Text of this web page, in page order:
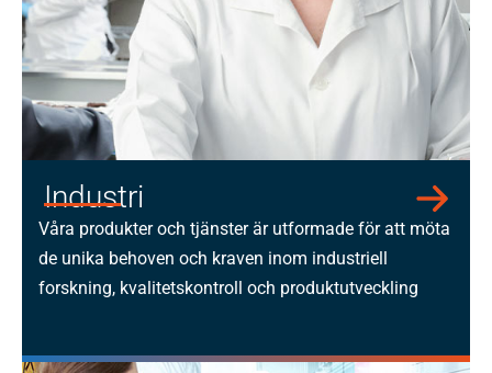
Industri
Våra produkter och tjänster är utformade för att möta
de unika behoven och kraven inom industriell
forskning, kvalitetskontroll och produktutveckling